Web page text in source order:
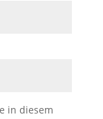
in diesem